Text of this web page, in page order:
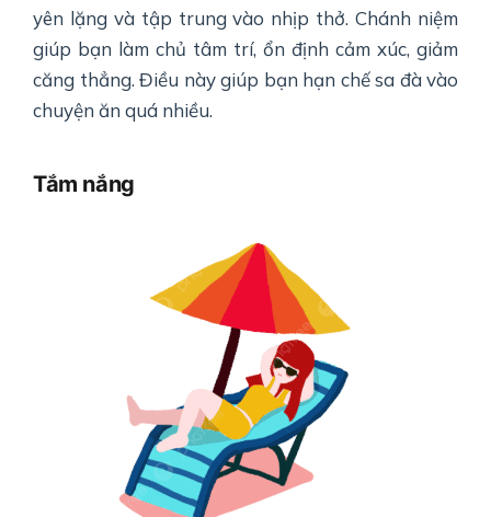
yên lặng và tập trung vào nhịp thở. Chánh niệm
giúp bạn làm chủ tâm trí, ổn định cảm xúc, giảm
căng thẳng. Điều này giúp bạn hạn chế sa đà vào
chuyện ăn quá nhiều.
Tắm nắng